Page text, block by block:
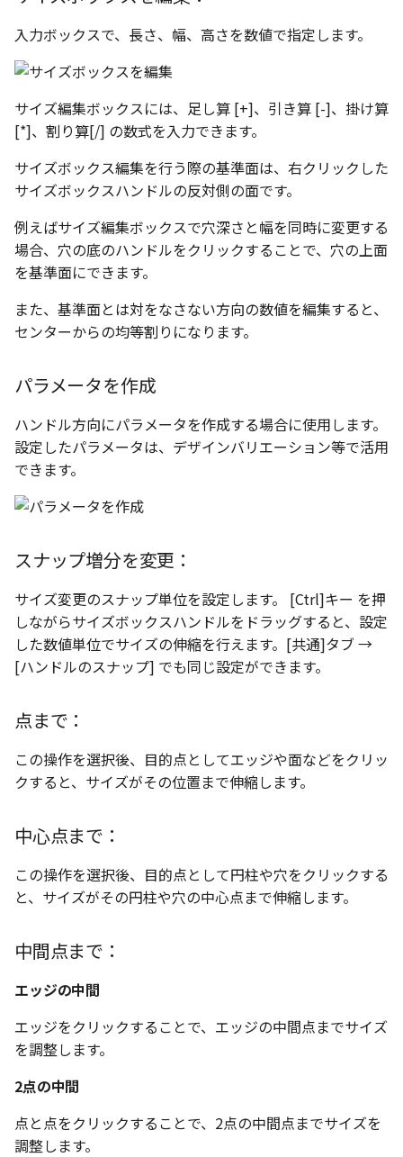
入力ボックスで、長さ、幅、高さを数値で指定します。
サイズ編集ボックスには、足し算 [+]、引き算 [-]、掛け算
[*]、割り算[/] の数式を入力できます。
サイズボックス編集を行う際の基準面は、右クリックした
サイズボックスハンドルの反対側の面です。
例えばサイズ編集ボックスで穴深さと幅を同時に変更する
場合、穴の底のハンドルをクリックすることで、穴の上面
を基準面にできます。
また、基準面とは対をなさない方向の数値を編集すると、
センターからの均等割りになります。
パラメータを作成
ハンドル方向にパラメータを作成する場合に使用します。
設定したパラメータは、デザインバリエーション等で活用
できます。
スナップ増分を変更：
サイズ変更のスナップ単位を設定します。 [Ctrl]キー を押
しながらサイズボックスハンドルをドラッグすると、設定
した数値単位でサイズの伸縮を行えます。[共通]タブ →
[ハンドルのスナップ] でも同じ設定ができます。
点まで：
この操作を選択後、目的点としてエッジや面などをクリッ
クすると、サイズがその位置まで伸縮します。
中心点まで：
この操作を選択後、目的点として円柱や穴をクリックする
と、サイズがその円柱や穴の中心点まで伸縮します。
中間点まで：
エッジの中間
エッジをクリックすることで、エッジの中間点までサイズ
を調整します。
2点の中間
点と点をクリックすることで、2点の中間点までサイズを
調整します。